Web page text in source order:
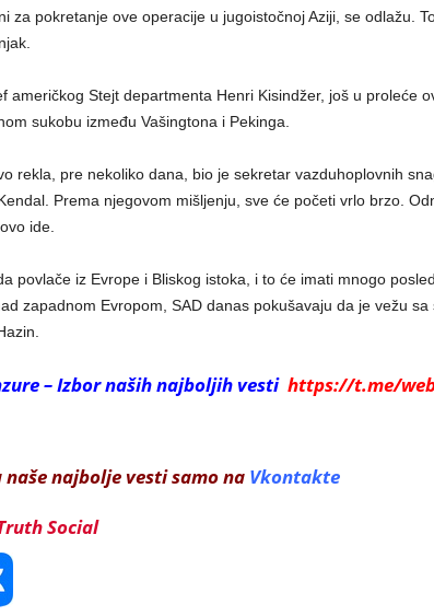
za pokretanje ove operacije u jugoistočnoj Aziji, se odlažu.
američkog Stejt departmenta Henri Kisindžer, još u proleće
sukobu između Vašingtona i Pekinga.
rekla, pre nekoliko dana, bio je sekretar vazduhoplovnih
Prema njegovom mišljenju, sve će početi vrlo brzo.
ide.
povlače iz Evrope i Bliskog istoka, i to će imati mnogo
zapadnom Evropom, SAD danas pokušavaju da je vežu sa
– Izbor naših najboljih vestihttps://t.me/
najbolje vesti samo na Vkontakte
Social